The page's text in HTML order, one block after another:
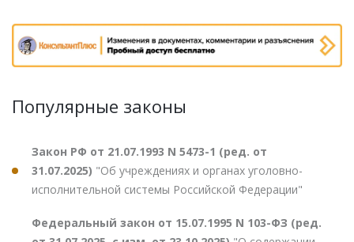
Популярные законы
Закон РФ от 21.07.1993 N 5473-1 (ред. от
31.07.2025) "Об учреждениях и органах уголовно-
исполнительной системы Российской Федерации"
Федеральный закон от 15.07.1995 N 103-ФЗ (ред.